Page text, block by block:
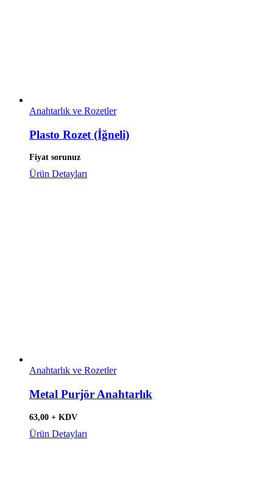
Anahtarlık ve Rozetler
Plasto Rozet (İğneli)
Fiyat sorunuz
Ürün Detayları
Anahtarlık ve Rozetler
Metal Purjör Anahtarlık
63,00 + KDV
Ürün Detayları